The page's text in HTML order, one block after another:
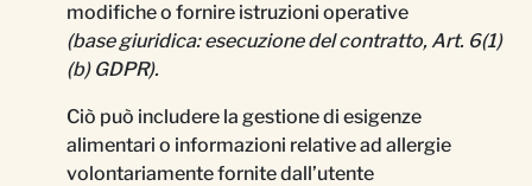
modifiche o fornire istruzioni operative
(base giuridica: esecuzione del contratto, Art. 6(1)
(b) GDPR).
Ciò può includere la gestione di esigenze
alimentari o informazioni relative ad allergie
volontariamente fornite dall’utente